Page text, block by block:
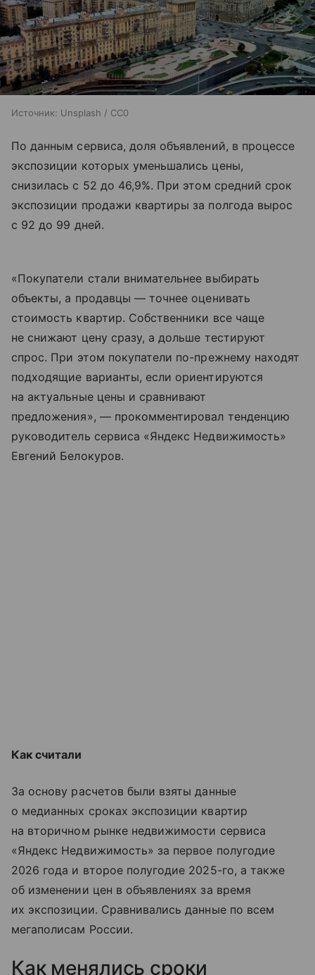
Источник: Unsplash / CC0
По данным сервиса, доля объявлений, в процессе
экспозиции которых уменьшались цены,
снизилась с 52 до 46,9%. При этом средний срок
экспозиции продажи квартиры за полгода вырос
с 92 до 99 дней.
«Покупатели стали внимательнее выбирать
объекты, а продавцы — точнее оценивать
стоимость квартир. Собственники все чаще
не снижают цену сразу, а дольше тестируют
спрос. При этом покупатели по-прежнему находят
подходящие варианты, если ориентируются
на актуальные цены и сравнивают
предложения», — прокомментировал тенденцию
руководитель сервиса «Яндекс Недвижимость»
Евгений Белокуров.
Как считали
За основу расчетов были взяты данные
о медианных сроках экспозиции квартир
на вторичном рынке недвижимости сервиса
«Яндекс Недвижимость» за первое полугодие
2026 года и второе полугодие 2025-го, а также
об изменении цен в объявлениях за время
их экспозиции. Сравнивались данные по всем
мегаполисам России.
Как менялись сроки